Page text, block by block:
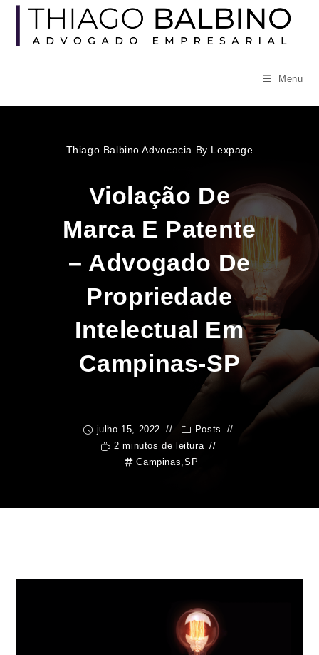
Menu
Thiago Balbino Advocacia By Lexpage
Violação De
Marca E Patente
– Advogado De
Propriedade
Intelectual Em
Campinas-SP
julho 15, 2022
Posts
2 minutos de leitura
Campinas,SP